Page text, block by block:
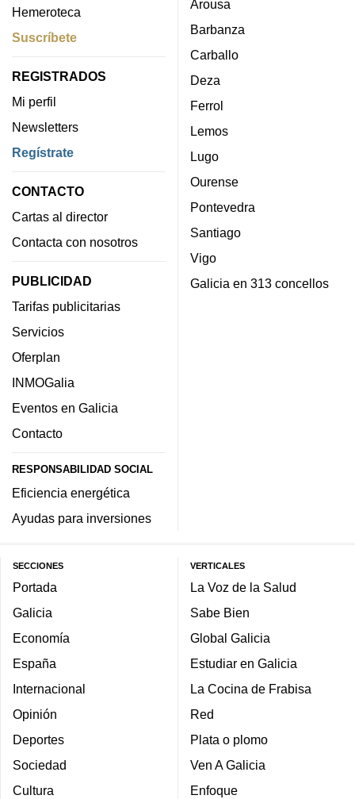
Hemeroteca
Suscríbete
REGISTRADOS
Mi perfil
Newsletters
Regístrate
CONTACTO
Cartas al director
Contacta con nosotros
PUBLICIDAD
Tarifas publicitarias
Servicios
Oferplan
INMOGalia
Eventos en Galicia
Contacto
RESPONSABILIDAD SOCIAL
Eficiencia energética
Ayudas para inversiones
Arousa
Barbanza
Carballo
Deza
Ferrol
Lemos
Lugo
Ourense
Pontevedra
Santiago
Vigo
Galicia en 313 concellos
SECCIONES
Portada
Galicia
Economía
España
Internacional
Opinión
Deportes
Sociedad
Cultura
VERTICALES
La Voz de la Salud
Sabe Bien
Global Galicia
Estudiar en Galicia
La Cocina de Frabisa
Red
Plata o plomo
Ven A Galicia
Enfoque